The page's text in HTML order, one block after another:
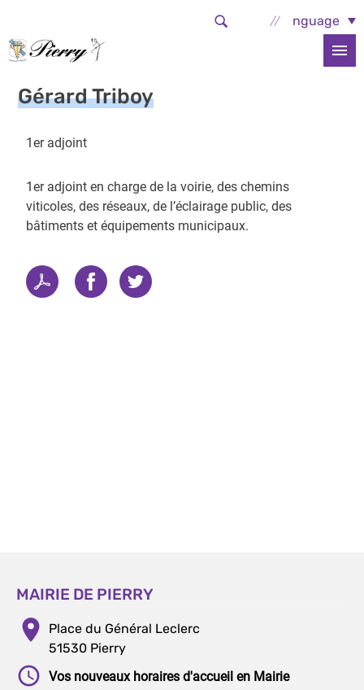
Select Language
Accueil La commune
Gérard Triboy
1er adjoint
1er adjoint en charge de la voirie, des chemins
viticoles, des réseaux, de l’éclairage public, des
bâtiments et équipements municipaux.
MAIRIE DE PIERRY
Place du Général Leclerc
51530 Pierry
Vos nouveaux horaires d'accueil en Mairie